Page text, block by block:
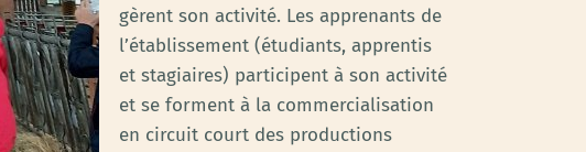
gèrent son activité. Les apprenants de
l’établissement (étudiants, apprentis
et stagiaires) participent à son activité
et se forment à la commercialisation
en circuit court des productions